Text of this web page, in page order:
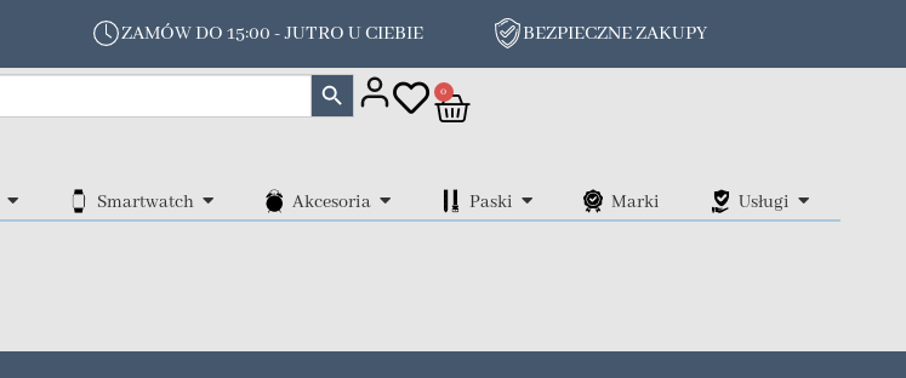
ZAMÓW DO 15:00 - JUTRO U CIEBIE BEZPIECZNE ZAKUPY
Search Button
0
Smartwatch Akcesoria Paski Marki Usługi